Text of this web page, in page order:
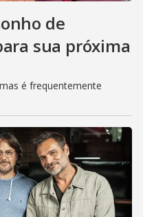
de
sua próxima
é frequentemente